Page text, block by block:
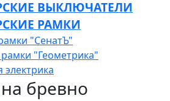
ВЫКЛЮЧАТЕЛИ
РАМКИ
"СенатЪ"
"Геометрика"
электрика
бревно